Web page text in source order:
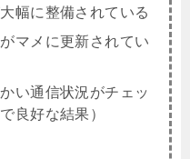
幅に整備されている
マメに更新されてい
い通信状況がチェッ
良好な結果）